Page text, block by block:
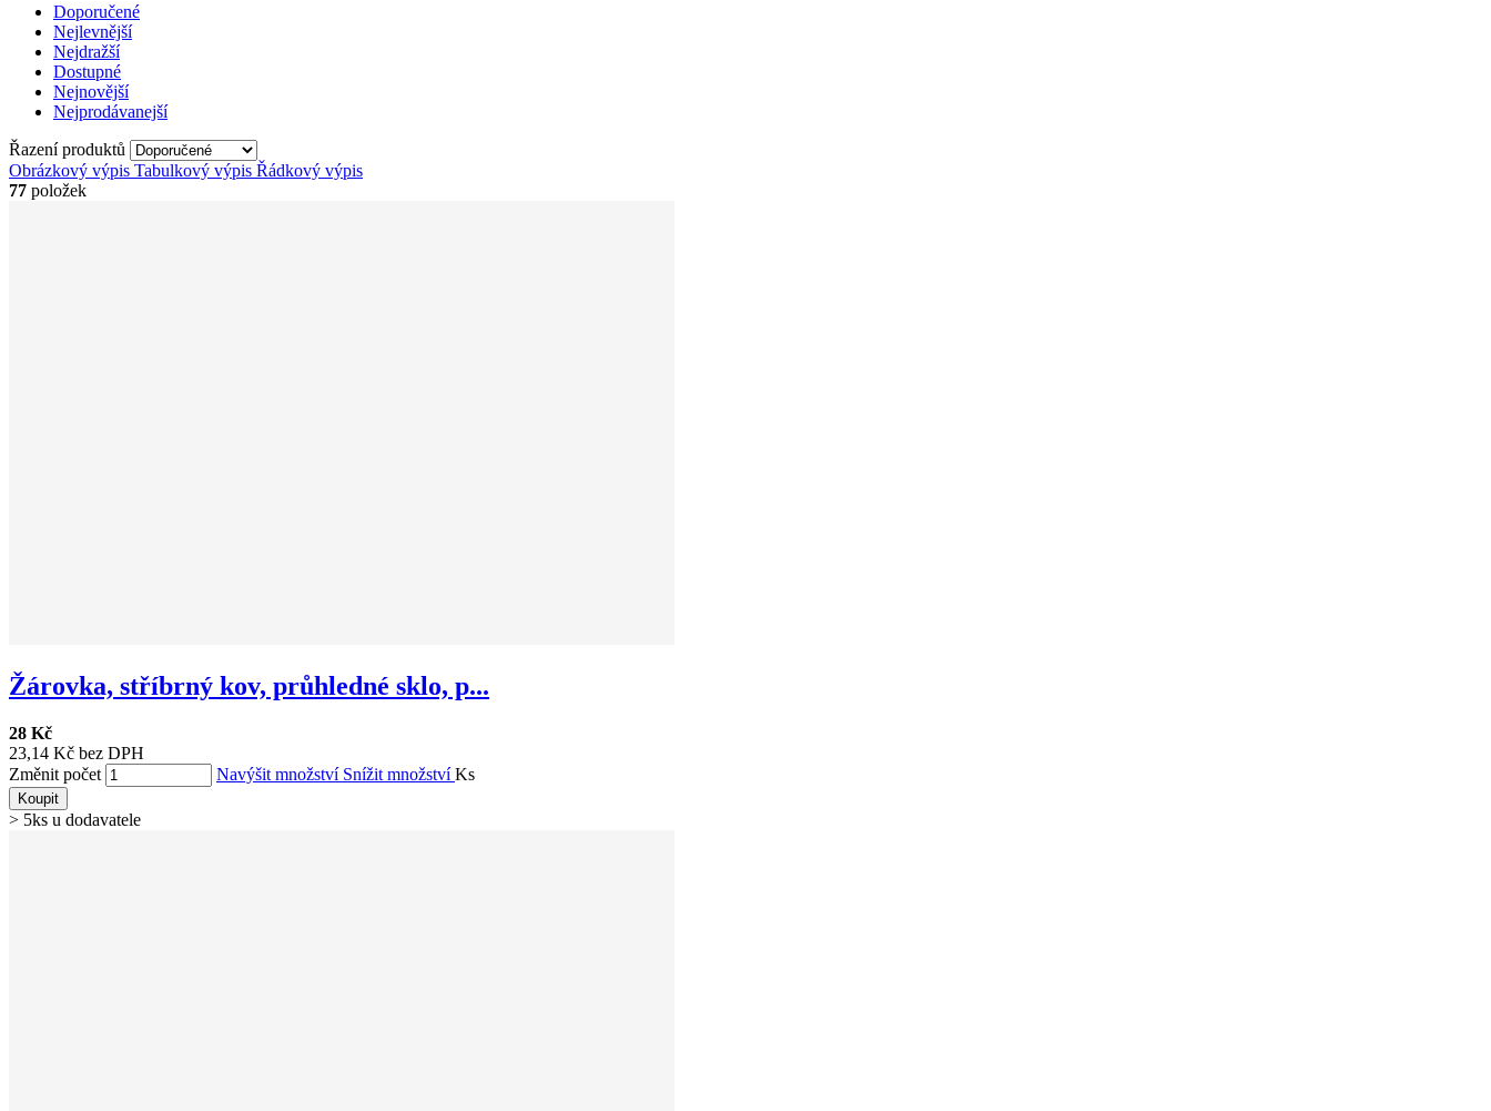
Doporučené
Nejlevnější
Nejdražší
Dostupné
Nejnovější
Nejprodávanejší
Řazení produktů
Obrázkový výpis Tabulkový výpis Řádkový výpis
77 položek
Žárovka, stříbrný kov, průhledné sklo, p...
28 Kč
23,14 Kč bez DPH
Změnit počet
Navýšit množství Snížit množstvíKs
Koupit
> 5ks u dodavatele